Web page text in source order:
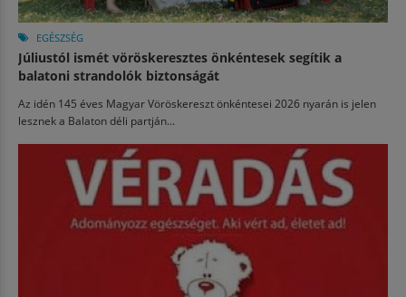
EGÉSZSÉG
Júliustól ismét vöröskeresztes önkéntesek segítik a
balatoni strandolók biztonságát
Az idén 145 éves Magyar Vöröskereszt önkéntesei 2026 nyarán is jelen
lesznek a Balaton déli partján...